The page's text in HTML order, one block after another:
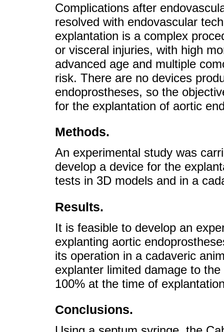
Complications after
resolved with endovascular
explantation is a complex
or visceral injuries, with high
advanced age and multiple
risk. There are no devices
endoprostheses, so the
for the explantation of aortic
Methods.
An experimental study was
develop a device for the
tests in 3D models and in a
Results.
It is feasible to develop an
explanting aortic
its operation in a cadaveric
explanter limited damage to
100% at the time of
Conclusions.